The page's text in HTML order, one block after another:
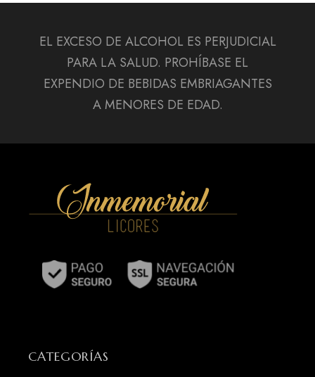
EL EXCESO DE ALCOHOL ES PERJUDICIAL
PARA LA SALUD. PROHÍBASE EL
EXPENDIO DE BEBIDAS EMBRIAGANTES
A MENORES DE EDAD.
CATEGORÍAS